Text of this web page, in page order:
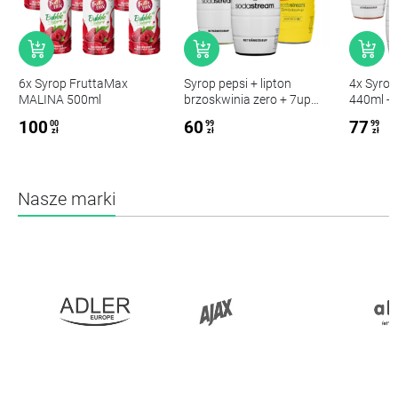
6x Syrop FruttaMax
MALINA 500ml
100 00
zł
Syrop pepsi + lipton
brzoskwinia zero + 7up
60 99
zł
4x
440ml -
77 99
zł
Nasze marki